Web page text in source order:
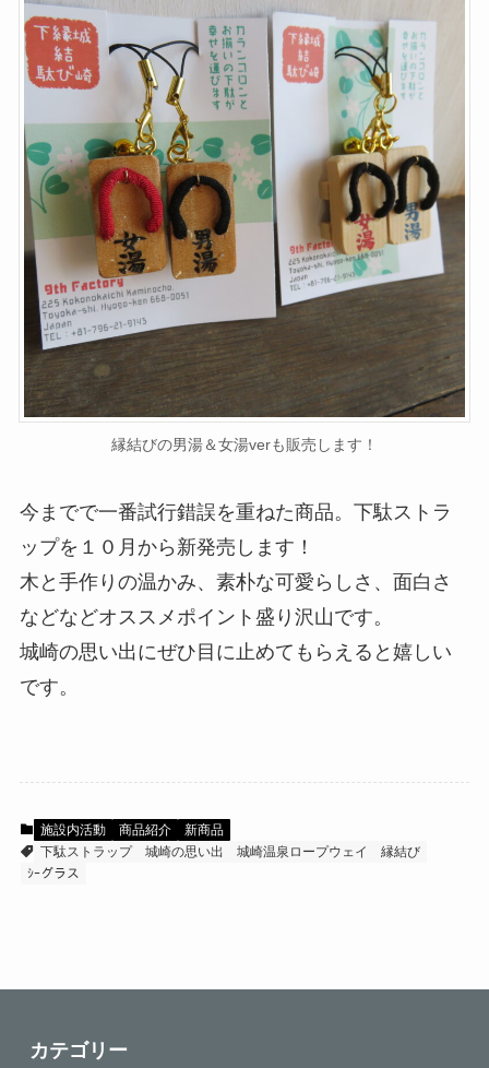
縁結びの男湯＆女湯verも販売します！
今までで一番試行錯誤を重ねた商品。下駄ストラ
ップを１０月から新発売します！
木と手作りの温かみ、素朴な可愛らしさ、面白さ
などなどオススメポイント盛り沢山です。
城崎の思い出にぜひ目に止めてもらえると嬉しい
です。
施設内活動 商品紹介
新商品
下駄ストラップ
城崎の思い出 城崎温泉ロープウェイ
縁結び
ｼｰグラス
カテゴリー